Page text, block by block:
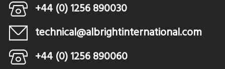
+44 (0) 1256 890030
technical@albrightinternational.com
+44 (0) 1256 890060